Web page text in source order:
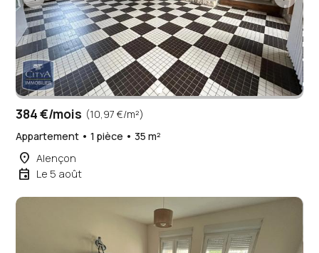
384 €/mois (10,97 €/m²)
Appartement • 1 pièce • 35 m²
place Alençon
event Le 5 août